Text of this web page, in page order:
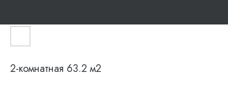
2-комнатная 63.2 м2